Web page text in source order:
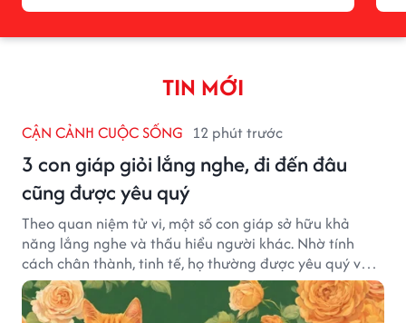
TIN MỚI
CẬN CẢNH CUỘC SỐNG 12 phút trước
3 con giáp giỏi lắng nghe, đi đến đâu
cũng được yêu quý
Theo quan niệm tử vi, một số con giáp sở hữu khả
năng lắng nghe và thấu hiểu người khác. Nhờ tính
cách chân thành, tinh tế, họ thường được yêu quý và
tạo dựng nhiều mối quan hệ tốt đẹp.